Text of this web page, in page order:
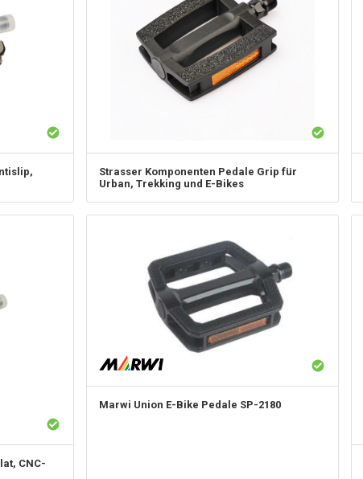
Strasser Komponenten Pedale Grip für
Urban, Trekking und E-Bikes
CNC-
Marwi Union E-Bike Pedale SP-2180